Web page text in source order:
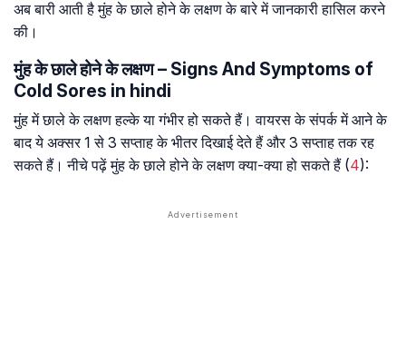
अब बारी आती है मुंह के छाले होने के लक्षण के बारे में जानकारी हासिल करने
की।
मुंह के छाले होने के लक्षण – Signs And Symptoms of
Cold Sores in hindi
मुंह में छाले के लक्षण हल्के या गंभीर हो सकते हैं। वायरस के संपर्क में आने के
बाद ये अक्सर 1 से 3 सप्ताह के भीतर दिखाई देते हैं और 3 सप्ताह तक रह
सकते हैं। नीचे पढ़ें मुंह के छाले होने के लक्षण क्या-क्या हो सकते हैं (4):